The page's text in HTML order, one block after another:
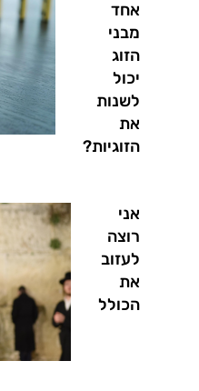
אחד
מבני
הזוג
יכול
לשנות
את
הזוגיות?
אני
רוצה
לעזוב
את
הכולל